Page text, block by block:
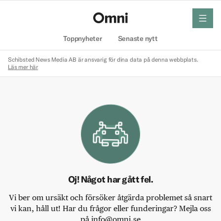
Toppnyheter Senaste nytt
meny
Schibsted News Media AB är ansvarig för dina data på denna webbplats.
Läs mer här
Oj! Något har gått fel.
Vi ber om ursäkt och försöker åtgärda problemet så snart
vi kan, håll ut! Har du frågor eller funderingar? Mejla oss